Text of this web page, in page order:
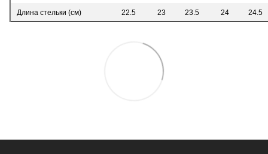
Длина стельки (см) 22.5 23 23.5 24 24.5